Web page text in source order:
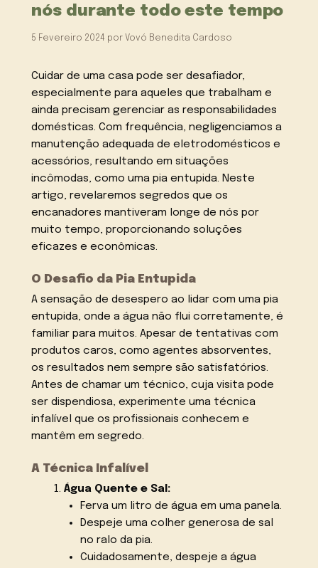
nós durante todo este tempo
5 Fevereiro 2024 por Vovó Benedita Cardoso
Cuidar de uma casa pode ser desafiador,
especialmente para aqueles que trabalham e
ainda precisam gerenciar as responsabilidades
domésticas. Com frequência, negligenciamos a
manutenção adequada de eletrodomésticos e
acessórios, resultando em situações
incômodas, como uma pia entupida. Neste
artigo, revelaremos segredos que os
encanadores mantiveram longe de nós por
muito tempo, proporcionando soluções
eficazes e econômicas.
O Desafio da Pia Entupida
A sensação de desespero ao lidar com uma pia
entupida, onde a água não flui corretamente, é
familiar para muitos. Apesar de tentativas com
produtos caros, como agentes absorventes,
os resultados nem sempre são satisfatórios.
Antes de chamar um técnico, cuja visita pode
ser dispendiosa, experimente uma técnica
infalível que os profissionais conhecem e
mantêm em segredo.
A Técnica Infalível
Água Quente e Sal:
Ferva um litro de água em uma panela.
Despeje uma colher generosa de sal
no ralo da pia.
Cuidadosamente, despeje a água